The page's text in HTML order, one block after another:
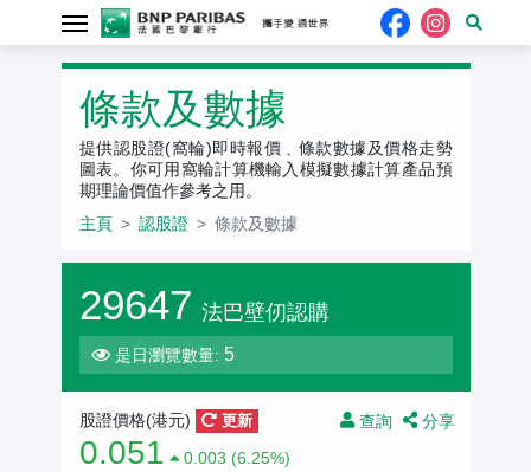
認股證
條款及數據
提供認股證(窩輪)即時報價﹑條款數據及價格走勢
圖表。你可用窩輪計算機輸入模擬數據計算產品預
期理論價值作參考之用。
主頁
認股證 條款及數據
29647 法巴壁仞認購
是日瀏覽數量: 5
查詢 分享
股證價格(港元) 更新
0.051
0.003 (6.25%)